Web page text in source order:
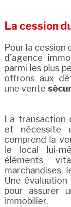
La cession
Pour la cession
d'agence
parmi les plus
offrons aux
une vente
La transaction
et nécessite
comprend la
le local lui-
éléments
marchandises,
Une
pour assurer
immobilier.